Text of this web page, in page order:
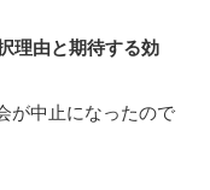
理由と期待する効
が中止になったので